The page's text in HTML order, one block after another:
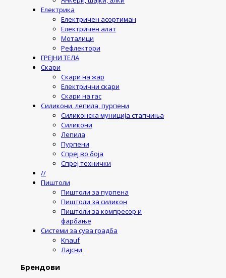
Електрика
Електричен асортиман
Електричен алат
Моталици
Рефлектори
ГРЕЈНИ ТЕЛА
Скари
Скари на жар
Електрични скари
Скари на гас
Силикони, лепила, пурпени
Силиконска муниција стапчиња
Силикони
Лепила
Пурпени
Спреј во боја
Спреј технички
//
Пиштоли
Пиштоли за пурпена
Пиштоли за силикон
Пиштоли за компресор и
фарбање
Системи за сува градба
Knauf
Лајсни
Брендови